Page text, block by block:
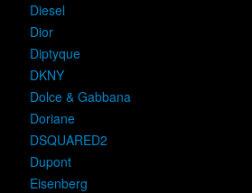
Diesel
Dior
Diptyque
DKNY
Dolce & Gabbana
Doriane
DSQUARED2
Dupont
Eisenberg